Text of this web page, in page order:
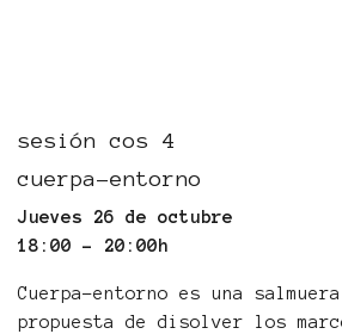
sesión cos 4
cuerpa-entorno
Jueves 26 de octubre
18:00 - 20:00h
Cuerpa-entorno es una
propuesta de disolver los